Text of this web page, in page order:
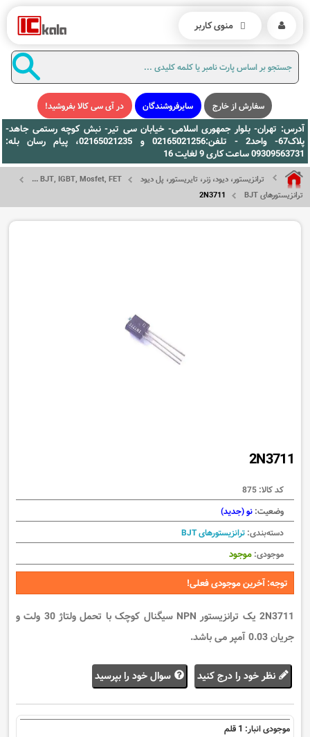
سفارش از خارج سایرفروشندگان در آی سی کالا بفروشید!
آدرس: تهران- بلوار جمهوری اسلامی- خیابان سی تیر- نبش کوچه رستمی جاهد-
پلاک67- واحد2 - تلفن:02165021256 و 02165021235، پیام رسان بله:
09309563731 ساعت کاری 9 لغایت 16
ترانزیستور، دیود، زنر، تایریستور، پل دیود
BJT, IGBT, Mosfet, FET ...
ترانزیستورهای BJT
2N3711
2N3711
کد کالا: 875
وضعیت: نو (جدید)
دسته‌بندی: ترانزیستورهای BJT
موجودی: موجود
توجه: آخرین موجودی فعلی!
2N3711 یک ترانزیستور NPN سیگنال کوچک با تحمل ولتاژ 30 ولت و
جریان 0.03 آمپر می باشد.
نظر خود را درج کنید سوال خود را بپرسید
موجودی انبار: 1 قلم
منوی کاربر